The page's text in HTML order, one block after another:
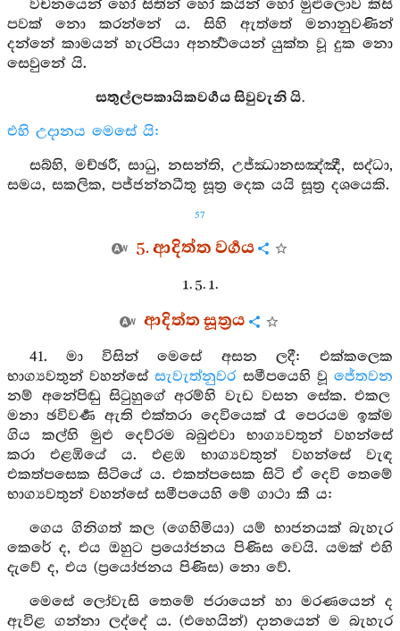
වචනයෙන් හෝ සිතින් හෝ කයින් හෝ මුළුලොව කිසි
පවක් නො කරන්නේ ය. සිහි ඇත්තේ මනානුවණින්
දන්නේ කාමයන් හැරපියා අනර්‍ත්‍ථයෙන් යුක්ත වූ දුක නො
සෙවුනේ යි.
සතුල්ලපකායිකවර්‍ගය සිවුවැනි යි.
එහි උදානය මෙසේ යි:
සබ්හි, මච්ඡරී, සාධු, නසන්ති, උජ්ඣානසඤ්ඤී, සද්ධා,
සමය, සකලික, පජ්ජන්නධීතු සූත්‍ර දෙක යයි සූත්‍ර දශයෙකි.
57
5. ආදිත්ත වර්‍ගය
1. 5. 1.
ආදිත්ත සූත්‍රය
41. මා විසින් මෙසේ අසන ලදී: එක්කලෙක
භාග්‍යවතුන් වහන්සේසැවැත්නුවරසමීපයෙහි වූජේතවන
නම් අනේපිඬු සිටුහුගේ අරම්හි වැඩ වසන සේක. එකල
මනා ඡවිවර්‍ණ ඇති එක්තරා දෙවියෙක් රෑ පෙරයම ඉක්ම
ගිය කල්හි මුළු දෙව්රම බබුළුවා භාග්‍යවතුන් වහන්සේ
කරා එළඹියේ ය. එළඹ භාග්‍යවතුන් වහන්සේ වැඳ
එකත්පසෙක සිටියේ ය. එකත්පසෙක සිටි ඒ දෙවි තෙමේ
භාග්‍යවතුන් වහන්සේ සමීපයෙහි මේ ගාථා කී ය:
ගෙය ගිනිගත් කල (ගෙහිමියා) යම් භාජනයක් බැහැර
කෙරේ ද, එය ඔහුට ප්‍රයෝජනය පිණිස වෙයි. යමක් එහි
දැවේ ද, එය (ප්‍රයෝජනය පිණිස) නො වේ.
මෙසේ ලෝවැසි තෙමේ ජරායෙන් හා මරණයෙන් ද
ඇවිළ ගන්නා ලද්දේ ය. (එහෙයින්) දානයෙන් ම බැහැර